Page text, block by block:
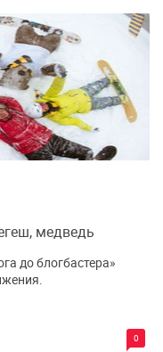
медведь
0
до блогбастера»